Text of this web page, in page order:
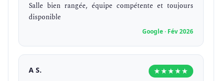
Salle bien rangée, équipe compétente et toujours
disponible
Google · Fév 2026
A S. ★★★★★